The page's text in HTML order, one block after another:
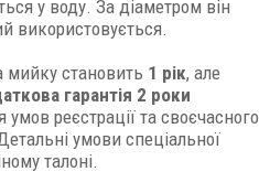
у воду. За діаметром він
використовується.
мийку становить 1 рік, але
гарантія 2 роки
реєстрації та своєчасного
умови спеціальної
талоні.